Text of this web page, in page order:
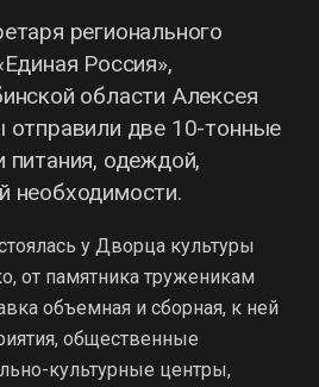
регионального
Россия»,
области Алексея
отправили две 10-тонные
одеждой,
необходимости.
у Дворца культуры
от памятника труженикам
объемная и сборная, к ней
общественные
культурные центры,